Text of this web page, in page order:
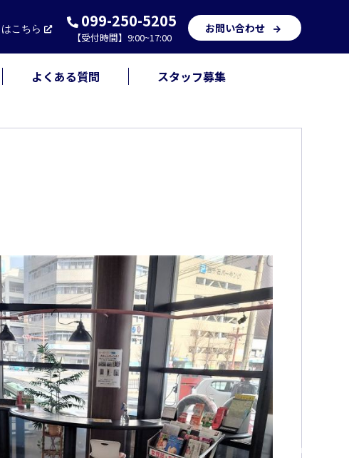
はこちら 099-250-5205
【受付時間】9:00~17:00
お問い合わせ
よくある質問 スタッフ募集